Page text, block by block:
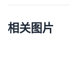
相关图片